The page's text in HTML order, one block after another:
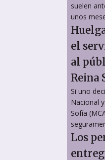
suelen
unos
el
al
Reina
Si uno
Nacional
Sofía
Los